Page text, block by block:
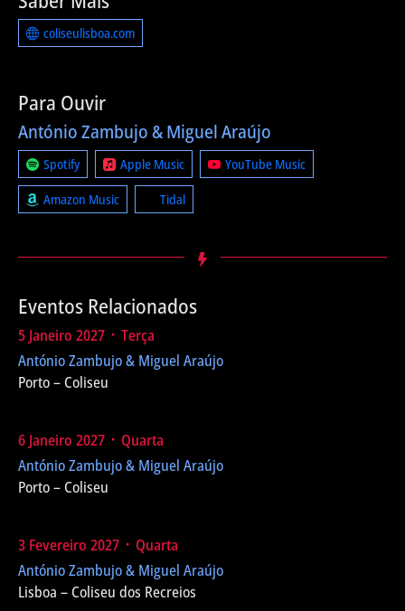
coliseulisboa.com
Para Ouvir
António Zambujo & Miguel Araújo
Spotify Apple Music YouTube Music
Amazon Music Tidal
Eventos Relacionados
5 Janeiro 2027 ᛫ Terça
António Zambujo & Miguel Araújo
Porto – Coliseu
6 Janeiro 2027 ᛫ Quarta
António Zambujo & Miguel Araújo
Porto – Coliseu
3 Fevereiro 2027 ᛫ Quarta
António Zambujo & Miguel Araújo
Lisboa – Coliseu dos Recreios